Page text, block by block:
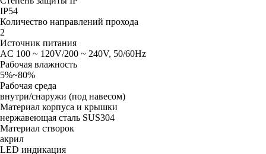
IP54
Количество направлений прохода
2
Источник питания
AC 100 ~ 120V/200 ~ 240V, 50/60Hz
Рабочая влажность
5%~80%
Рабочая среда
внутри/снаружи (под навесом)
Материал корпуса и крышки
нержавеющая сталь SUS304
Материал створок
акрил
LED индикация